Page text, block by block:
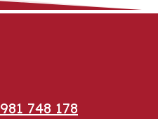
981 748 178